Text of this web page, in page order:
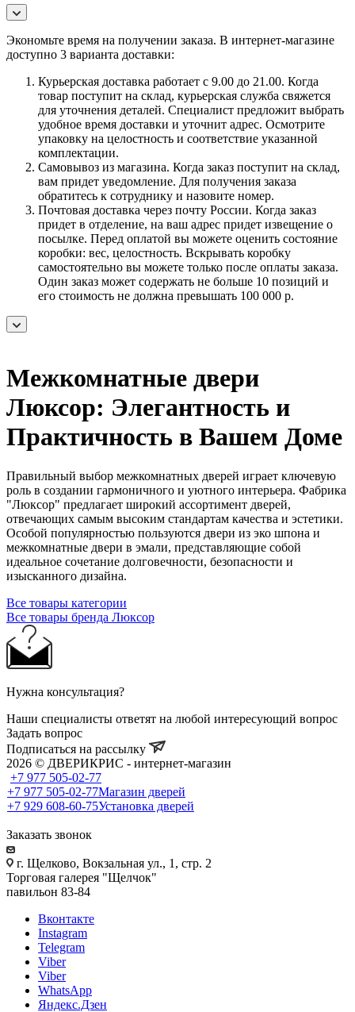
Экономьте время на получении заказа. В интернет-магазине
доступно 3 варианта доставки:
Курьерская доставка работает с 9.00 до 21.00. Когда
товар поступит на склад, курьерская служба свяжется
для уточнения деталей. Специалист предложит выбрать
удобное время доставки и уточнит адрес. Осмотрите
упаковку на целостность и соответствие указанной
комплектации.
Самовывоз из магазина. Когда заказ поступит на склад,
вам придет уведомление. Для получения заказа
обратитесь к сотруднику и назовите номер.
Почтовая доставка через почту России. Когда заказ
придет в отделение, на ваш адрес придет извещение о
посылке. Перед оплатой вы можете оценить состояние
коробки: вес, целостность. Вскрывать коробку
самостоятельно вы можете только после оплаты заказа.
Один заказ может содержать не больше 10 позиций и
его стоимость не должна превышать 100 000 р.
Межкомнатные двери
Люксор: Элегантность и
Практичность в Вашем Доме
Правильный выбор межкомнатных дверей играет ключевую
роль в создании гармоничного и уютного интерьера. Фабрика
"Люксор" предлагает широкий ассортимент дверей,
отвечающих самым высоким стандартам качества и эстетики.
Особой популярностью пользуются двери из эко шпона и
межкомнатные двери в эмали, представляющие собой
идеальное сочетание долговечности, безопасности и
изысканного дизайна.
Все товары категории
Все товары бренда Люксор
Нужна консультация?
Наши специалисты ответят на любой интересующий вопрос
Задать вопрос
Подписаться на рассылку
2026 © ДВЕРИКРИС - интернет-магазин
+7 977 505-02-77
+7 977 505-02-77Магазин дверей
+7 929 608-60-75Установка дверей
Заказать звонок
г. Щелково, Вокзальная ул., 1, стр. 2
Торговая галерея "Щелчок"
павильон 83-84
Вконтакте
Instagram
Telegram
Viber
Viber
WhatsApp
Яндекс.Дзен